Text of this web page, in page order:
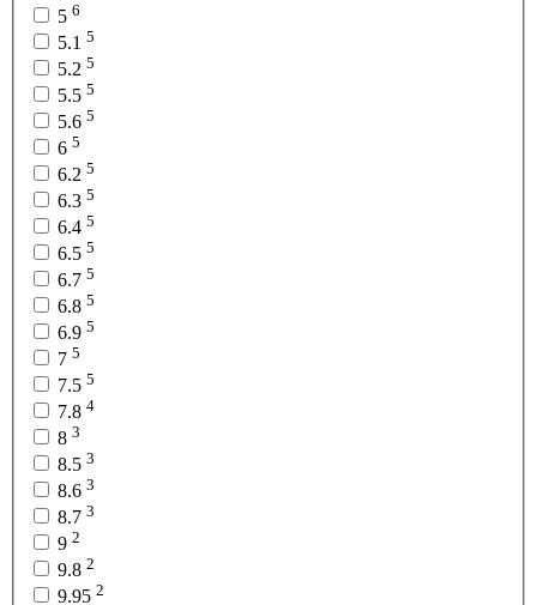
5 6
5.1 5
5.2 5
5.5 5
5.6 5
6 5
6.2 5
6.3 5
6.4 5
6.5 5
6.7 5
6.8 5
6.9 5
7 5
7.5 5
7.8 4
8 3
8.5 3
8.6 3
8.7 3
9 2
9.8 2
9.95 2